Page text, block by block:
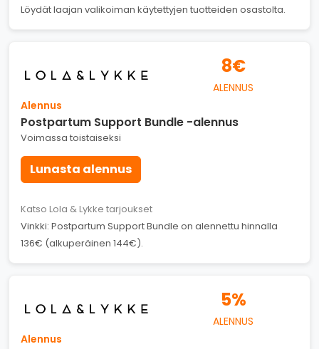
Löydät laajan valikoiman käytettyjen tuotteiden osastolta.
8€
ALENNUS
Alennus
Postpartum Support Bundle -alennus
Voimassa toistaiseksi
Lunasta alennus
Katso Lola & Lykke tarjoukset
Vinkki: Postpartum Support Bundle on alennettu hinnalla
136€ (alkuperäinen 144€).
5%
ALENNUS
Alennus